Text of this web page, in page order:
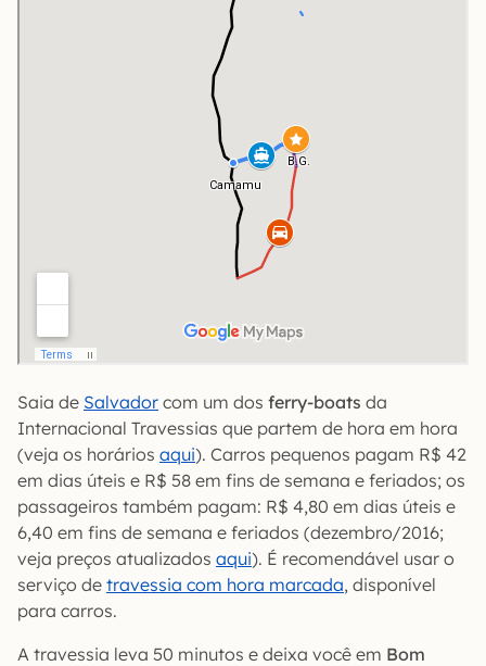
Saia de Salvador com um dos ferry-boats da
Internacional Travessias que partem de hora em hora
(veja os horários aqui). Carros pequenos pagam R$ 42
em dias úteis e R$ 58 em fins de semana e feriados; os
passageiros também pagam: R$ 4,80 em dias úteis e
6,40 em fins de semana e feriados (dezembro/2016;
veja preços atualizados aqui). É recomendável usar o
serviço de travessia com hora marcada, disponível
para carros.
A travessia leva 50 minutos e deixa você em Bom